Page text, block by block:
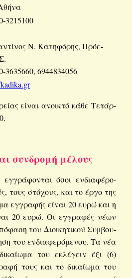
3215100
Ν. Κα­τη­φό­ρης, Πρό­ε­
3635660, 6944834056
είναι ανοι­κτό κάθε Τε­τάρ­
συν­δρο­μή μέ­λους
όσοι εν­δια­φέ­ρο­
τους στό­χους, και το έργο της
εγ­γρα­φής είναι 20 ευρώ και η
20 ευρώ. Οι εγ­γρα­φές νέων
του Διοι­κη­τι­κού Συμ­βου­
του εν­δια­φε­ρό­με­νου. Τα νέα
του εκλέ­γειν έξι (6)
τους και το δι­καί­ω­μα του